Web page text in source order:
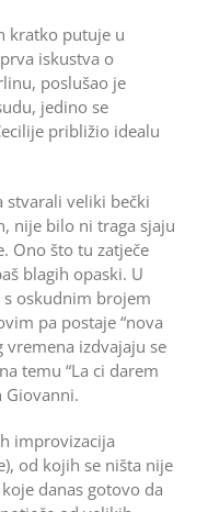
kratko putuje u
iskustva o
poslušao je
jedino se
približio idealu
stvarali veliki bečki
nije bilo ni traga sjaju
Ono što tu zatječe
blagih opaski. U
s oskudnim brojem
pa postaje “nova
vremena izdvajaju se
temu “La ci darem
Giovanni.
improvizacija
od kojih se ništa nije
danas gotovo da